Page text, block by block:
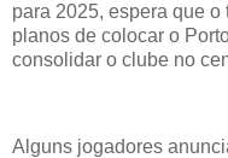
para 2025, espera que
planos de colocar o
consolidar o clube no
Alguns jogadores